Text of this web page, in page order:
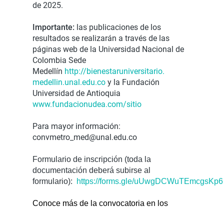
de 2025.
Importante: las publicaciones de los
resultados se realizarán a través de las
páginas web de la Universidad Nacional de
Colombia Sede
Medellín http://bienestaruniversitario.
medellin.unal.edu.co y la Fundación
Universidad de Antioquia
www.fundacionudea.com/sitio
Para mayor información:
convmetro_med@unal.edu.co
Formulario de inscripción (toda la
documentación deberá subirse al
formulario):
https://forms.gle/uUwgDCWuTEmcgsKp6
Conoce más de la convocatoria en los